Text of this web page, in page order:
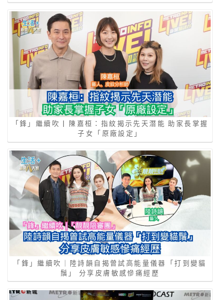
「鋒」繼續吹 | 陳嘉桓：指紋揭示先天潛能 助家長掌握
子女「原廠設定」
「鋒」繼續吹｜陸詩韻自揭曾試高能量儀器「打到變貓
鬚」 分享皮膚敏感慘痛經歷